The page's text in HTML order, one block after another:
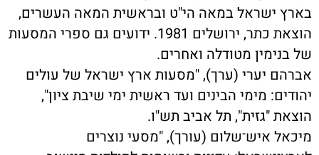
בארץ ישראל במאה הי"ט ובראשית המאה העשרים,
הוצאת כתר, ירושלים 1981. ידועים גם ספרי המסעות
של בנימין מטודלה ואחרים.
אברהם יערי (ערך), "מסעות ארץ ישראל של עולים
יהודים: מימי הבינים ועד ראשית ימי שיבת ציון",
הוצאת "גזית", תל אביב תש"ו.
מיכאל איש־שלום (עורך), "מסעי נוצרים